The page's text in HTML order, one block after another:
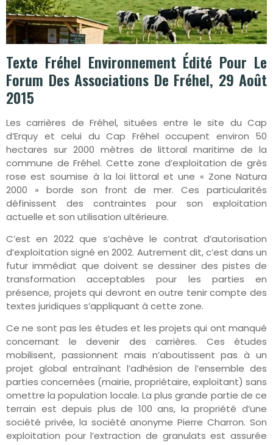
Texte Fréhel Environnement Édité Pour Le
Forum Des Associations De Fréhel, 29 Août
2015
Les carrières de Fréhel, situées entre le site du Cap
d’Erquy et celui du Cap Fréhel occupent environ 50
hectares sur 2000 mètres de littoral maritime de la
commune de Fréhel. Cette zone d’exploitation de grès
rose est soumise à la loi littoral et une « Zone Natura
2000 » borde son front de mer. Ces particularités
définissent des contraintes pour son exploitation
actuelle et son utilisation ultérieure.
C’est en 2022 que s’achève le contrat d’autorisation
d’exploitation signé en 2002. Autrement dit, c’est dans un
futur immédiat que doivent se dessiner des pistes de
transformation acceptables pour les parties en
présence, projets qui devront en outre tenir compte des
textes juridiques s’appliquant à cette zone.
Ce ne sont pas les études et les projets qui ont manqué
concernant le devenir des carrières. Ces études
mobilisent, passionnent mais n’aboutissent pas à un
projet global entraînant l’adhésion de l’ensemble des
parties concernées (mairie, propriétaire, exploitant) sans
omettre la population locale. La plus grande partie de ce
terrain est depuis plus de 100 ans, la propriété d’une
société privée, la société anonyme Pierre Charron. Son
exploitation pour l’extraction de granulats est assurée